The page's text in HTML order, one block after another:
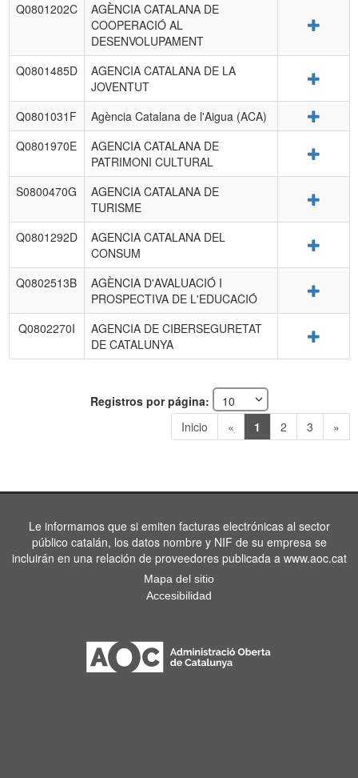
Q0801202C
AGÈNCIA CATALANA DE
COOPERACIÓ AL
DESENVOLUPAMENT
Q0801485D
AGENCIA CATALANA DE LA
JOVENTUT
Q0801031F Agència Catalana de l'Aigua (ACA)
Q0801970E
AGENCIA CATALANA DE
PATRIMONI CULTURAL
S0800470G
AGENCIA CATALANA DE
TURISME
Q0801292D
AGENCIA CATALANA DEL
CONSUM
Q0802513B
AGÈNCIA D'AVALUACIÓ I
PROSPECTIVA DE L'EDUCACIÓ
Q0802270I
AGENCIA DE CIBERSEGURETAT
DE CATALUNYA
Registros por página:
Inicio
« 1 2 3 »
Le informamos que si emiten facturas electrónicas al sector
público catalán, los datos nombre y NIF de su empresa se
incluirán en una relación de proveedores publicada a www.aoc.cat
Mapa del sitio
Accesibilidad